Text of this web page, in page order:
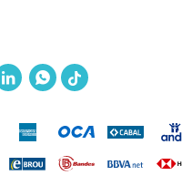
(0/4)
 